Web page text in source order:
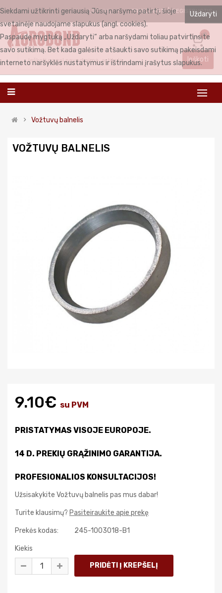
LIETUVIŲ PRISIJUNGTI REGISTRUOTIS
0
Ieškoti
Vožtuvų balnelis
VOŽTUVŲ BALNELIS
9.10€ su PVM
PRISTATYMAS VISOJE EUROPOJE.
14 D. PREKIŲ GRĄŽINIMO GARANTIJA.
PROFESIONALIOS KONSULTACIJOS!
Užsisakykite Vožtuvų balnelis pas mus dabar!
Turite klausimų? Pasiteiraukite apie prekę
Prekės kodas: 245-1003018-B1
Kiekis
Uždaryti
Siekdami užtikrinti geriausią Jūsų naršymo patirtį, šioje
svetainėje naudojame slapukus (angl. cookies).
Paspaudę mygtuką „Uždaryti“ arba naršydami toliau patvirtinsite
savo sutikimą. Bet kada galėsite atšaukti savo sutikimą pakeisdami
interneto naršyklės nustatymus ir ištrindami įrašytus slapukus.